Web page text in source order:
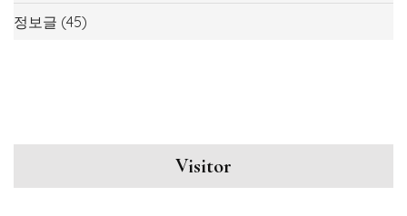
정보글 (45)
Visitor